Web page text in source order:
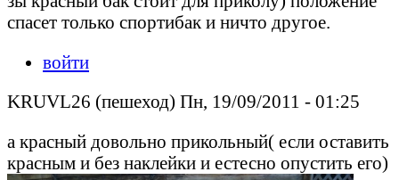
спасет только спортибак и ничто другое.
войти
KRUVL26 (пешеход) Пн, 19/09/2011 - 01:25
а красный довольно прикольный( если оставить
красным и без наклейки и естесно опустить его)